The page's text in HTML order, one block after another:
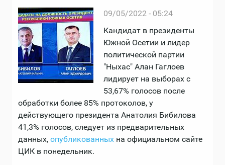
09/05/2022 - 05:24
Кандидат в президенты
Южной Осетии и лидер
политической партии
"Ныхас" Алан Гаглоев
лидирует на выборах с
53,67% голосов после
обработки более 85% протоколов, у
действующего президента Анатолия Бибилова
41,3% голосов, следует из предварительных
данных, опубликованных на официальном сайте
ЦИК в понедельник.